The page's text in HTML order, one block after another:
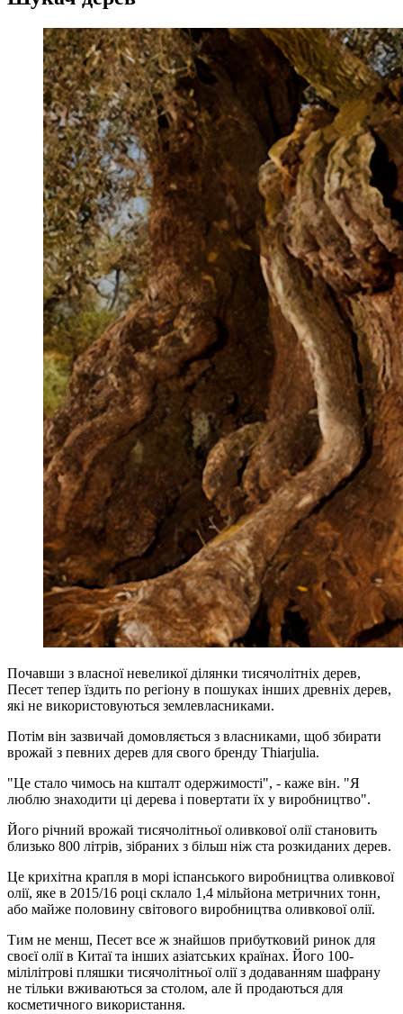
Почавши з власної невеликої ділянки тисячолітніх дерев,
Песет тепер їздить по регіону в пошуках інших древніх дерев,
які не використовуються землевласниками.
Потім він зазвичай домовляється з власниками, щоб збирати
врожай з певних дерев для свого бренду Thiarjulia.
"Це стало чимось на кшталт одержимості", - каже він. "Я
люблю знаходити ці дерева і повертати їх у виробництво".
Його річний врожай тисячолітньої оливкової олії становить
близько 800 літрів, зібраних з більш ніж ста розкиданих дерев.
Це крихітна крапля в морі іспанського виробництва оливкової
олії, яке в 2015/16 році склало 1,4 мільйона метричних тонн,
або майже половину світового виробництва оливкової олії.
Тим не менш, Песет все ж знайшов прибутковий ринок для
своєї олії в Китаї та інших азіатських країнах. Його 100-
мілілітрові пляшки тисячолітньої олії з додаванням шафрану
не тільки вживаються за столом, але й продаються для
косметичного використання.